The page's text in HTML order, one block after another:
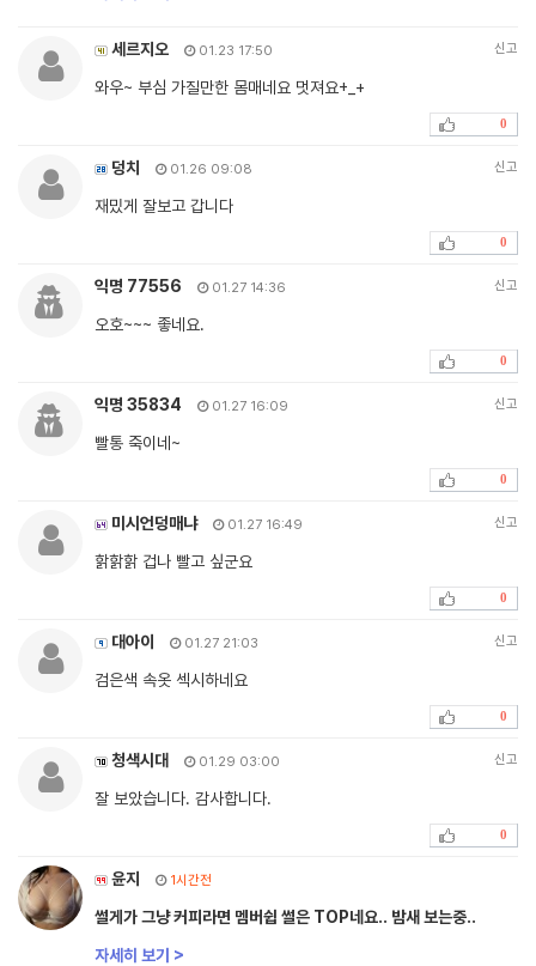
세르지오 01.23 17:50 신고
와우~ 부심 가질만한 몸매네요 멋져요+_+
0
덩치 01.26 09:08 신고
재밌게 잘보고 갑니다
0
익명 77556 01.27 14:36 신고
오호~~~ 좋네요.
0
익명 35834 01.27 16:09 신고
빨통 죽이네~
0
미시언덩매냐 01.27 16:49 신고
핡핡핡 겁나 빨고 싶군요
0
대아이 01.27 21:03 신고
검은색 속옷 섹시하네요
0
청색시대 01.29 03:00 신고
잘 보았습니다. 감사합니다.
0
윤지 1시간전
썰게가 그냥 커피라면 멤버쉽 썰은 TOP네요.. 밤새 보는중..
자세히 보기 >